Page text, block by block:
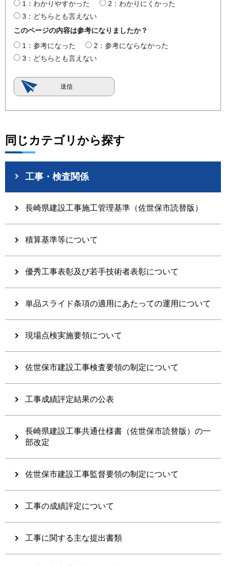
1：わかりやすかった
2：わかりにくかった
3：どちらとも言えない
このページの内容は参考になりましたか？
1：参考になった
2：参考にならなかった
3：どちらとも言えない
同じカテゴリから探す
工事・検査関係
長崎県建設工事施工管理基準（佐世保市読替版）
積算基準等について
優秀工事表彰及び若手技術者表彰について
単品スライド条項の適用にあたっての運用について
現場点検実施要領について
佐世保市建設工事検査要領の制定について
工事成績評定結果の公表
長崎県建設工事共通仕様書（佐世保市読替版）の一
部改定
佐世保市建設工事監督要領の制定について
工事の成績評定について
工事に関する主な提出書類